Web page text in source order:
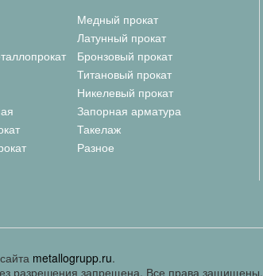
Медный прокат
Латунный прокат
Бронзовый прокат
Титановый прокат
Никелевый прокат
Запорная арматура
Такелаж
Разное
metallogrupp.ru.
разрешения запрещена. Все права защищены.